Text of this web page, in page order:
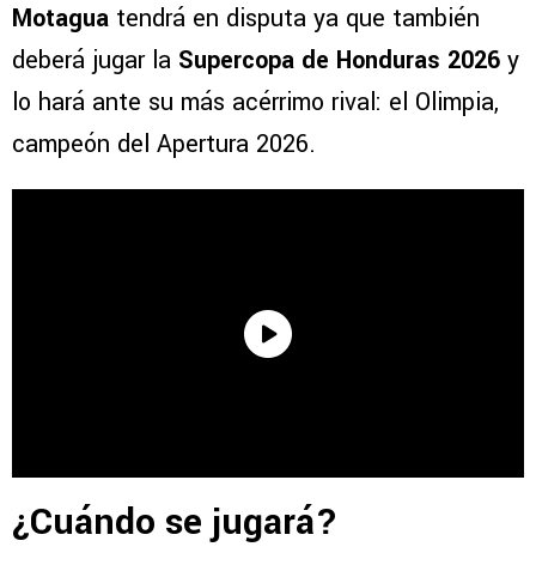
Motagua tendrá en disputa ya que también
deberá jugar la Supercopa de Honduras 2026 y
lo hará ante su más acérrimo rival: el Olimpia,
campeón del Apertura 2026.
¿Cuándo se jugará?